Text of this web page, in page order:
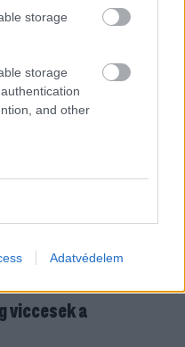
storage
storage
and other
Adatvédelem
Jakus Dóra. Viszont a
kiváltására,
és kampányelemek
tesztelésére),
a mesterséges
viccesek a